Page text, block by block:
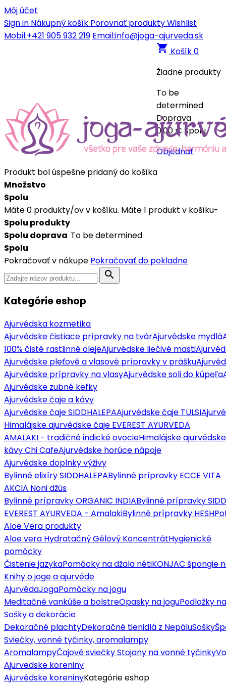
Môj účet
Sign in Nákupný košík Porovnať produktyWishlist
Mobil:+421 905 932 219 Email:info@joga-ajurveda.sk
shopping_cart Košík0
Žiadne produkty
To be
determined
Doprava
0,00 € Spolu
Objednať
Produkt bol úspešne pridaný do košíka
Množstvo
Spolu
Máte0 produkty/ov v košíku. Máte 1 produkt v košíku-
Spolu produkty
Spolu doprava To be determined
Spolu
Pokračovať v nákupe Pokračovať do pokladne
search
Kategórie eshop
Ajurvédska kozmetika
Ajurvédske čistiace prípravky na tvárAjurvédske mydlá
100% čisté rastlinné olejeAjurvédske liečivé masti
Ajurvédske pleťové a vlasové prípravky v prášku
Ajurvédske prípravky na vlasyAjurvédske soli do kúpeľa
Ajurvédske zubné kefky
Ajurvédske čaje a kávy
Ajurvédske čaje SIDDHALEPAAjurvédske čaje TULSI
Himalájske ajurvédske čaje EVEREST AYURVEDA
AMALAKI - tradičné indické ovocieHimalájske
kávy Chi CafeAjurvédske horúce nápoje
Ajurvédske doplnky výživy
Bylinné elixíry SIDDHALEPABylinné prípravky ECCE VITA
AKCIA Noni džús
Bylinné prípravky ORGANIC INDIABylinné prípravky
EVEREST AYURVEDA - AmalakiBylinné prípravky HESH
Aloe Vera produkty
Aloe vera Hydratačný Gélový KoncentrátHygienické
pomôcky
Čistenie jazykaPomôcky na džala nétiKONJAC špongie
Knihy o joge a ajurvéde
AjurvédaJogaPomôcky na jogu
Meditačné vankúše a bolstreOpasky na joguPodložky
Sošky a dekorácie
Dekoračné plachtyDekoračné tienidlá z NepáluSošky
Sviečky, vonné tyčinky, aromalampy
AromalampyČajové sviečkyStojany na vonné tyčinky
Ajurvedske koreniny
Ajurvédske koreninyKategórie eshop